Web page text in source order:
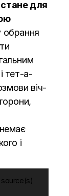
для
обрання
тет-а-
віч-
немає
і